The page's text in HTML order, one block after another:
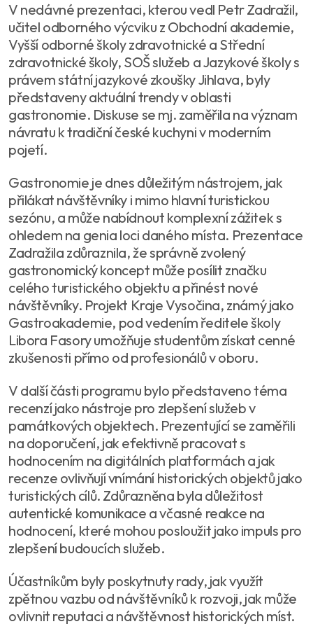
V nedávné prezentaci, kterou vedl Petr Zadražil,
učitel odborného výcviku z Obchodní akademie,
Vyšší odborné školy zdravotnické a Střední
zdravotnické školy, SOŠ služeb a Jazykové školy s
právem státní jazykové zkoušky Jihlava, byly
představeny aktuální trendy v oblasti
gastronomie. Diskuse se mj. zaměřila na význam
návratu k tradiční české kuchyni v moderním
pojetí.
Gastronomie je dnes důležitým nástrojem, jak
přilákat návštěvníky i mimo hlavní turistickou
sezónu, a může nabídnout komplexní zážitek s
ohledem na genia loci daného místa. Prezentace
Zadražila zdůraznila, že správně zvolený
gastronomický koncept může posílit značku
celého turistického objektu a přinést nové
návštěvníky. Projekt Kraje Vysočina, známý jako
Gastroakademie, pod vedením ředitele školy
Libora Fasory umožňuje studentům získat cenné
zkušenosti přímo od profesionálů v oboru.
V další části programu bylo představeno téma
recenzí jako nástroje pro zlepšení služeb v
památkových objektech. Prezentující se zaměřili
na doporučení, jak efektivně pracovat s
hodnocením na digitálních platformách a jak
recenze ovlivňují vnímání historických objektů jako
turistických cílů. Zdůrazněna byla důležitost
autentické komunikace a včasné reakce na
hodnocení, které mohou posloužit jako impuls pro
zlepšení budoucích služeb.
Účastníkům byly poskytnuty rady, jak využít
zpětnou vazbu od návštěvníků k rozvoji, jak může
ovlivnit reputaci a návštěvnost historických míst.